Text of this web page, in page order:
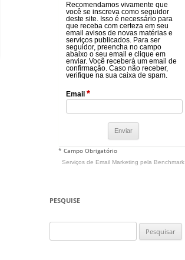
Recomendamos vivamente que
você se inscreva como seguidor
deste site. Isso é necessário para
que receba com certeza em seu
email avisos de novas matérias e
serviços publicados. Para ser
seguidor, preencha no campo
abaixo o seu email e clique em
enviar. Você receberá um email de
confirmação. Caso não receber,
verifique na sua caixa de spam.
Email *
* Campo Obrigatório
Serviços de Email Marketing pela Benchmark
PESQUISE
por: